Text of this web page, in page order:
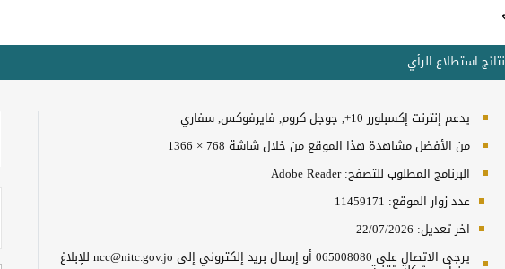
نتائج استطلاع الرأي
يدعم إنترنت إكسبلورر 10+, جوجل كروم, فايرفوكس, سفاري
من الأفضل مشاهدة هذا الموقع من خلال شاشة 768 × 1366
البرنامج المطلوب للتصفح: Adobe Reader
عدد زوار الموقع: 11459171
اخر تعديل: 22/07/2026
يرجى الاتصال على 065008080 أو إرسال بريد إلكتروني إلى ncc@nitc.gov.jo للإبلاغ